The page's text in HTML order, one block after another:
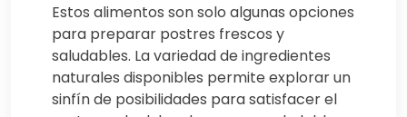
Estos alimentos son solo algunas opciones
para preparar postres frescos y
saludables. La variedad de ingredientes
naturales disponibles permite explorar un
sinfín de posibilidades para satisfacer el